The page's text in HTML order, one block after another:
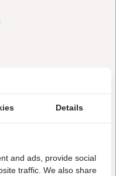
Details
and ads, provide social
traffic. We also share